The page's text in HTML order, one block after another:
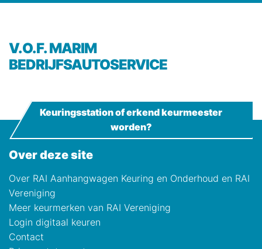
V.O.F. MARIM
BEDRIJFSAUTOSERVICE
Over deze site
Over RAI Aanhangwagen Keuring en Onderhoud en RAI
Vereniging
Meer keurmerken van RAI Vereniging
Login digitaal keuren
Contact
Keuringsstation of erkend keurmeester
worden?